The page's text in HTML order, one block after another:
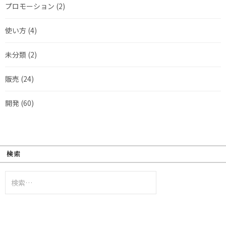
プロモーション (2)
使い方 (4)
未分類 (2)
販売 (24)
開発 (60)
検索
索: